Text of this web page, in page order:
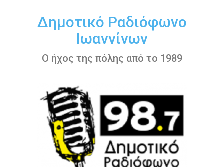
περιεχόμενοΔημοτικό Ραδιόφωνο
Ιωαννίνων
Ο ήχος της πόλης από το 1989